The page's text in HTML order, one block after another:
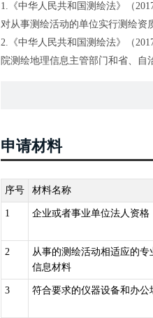
1.《中华人民共和国测绘法》（
对从事测绘活动的单位实行测绘资
2.《中华人民共和国测绘法》（
院测绘地理信息主管部门和省、
申请材料
序号 材料名称
1 企业或者事业单位法人资格
2
从事的测绘活动相适应的专
信息材料
3 符合要求的仪器设备和办公